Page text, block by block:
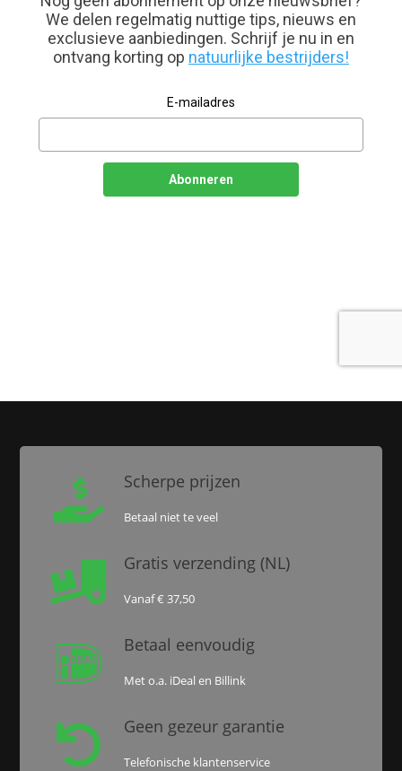
 Scherpe prijzen
Betaal niet te veel
 Gratis verzending (NL)
Vanaf € 37,50
 Betaal eenvoudig
Met o.a. iDeal en Billink
 Geen gezeur garantie
Telefonische klantenservice